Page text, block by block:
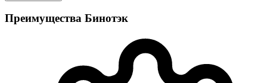
Преимущества Бинотэк